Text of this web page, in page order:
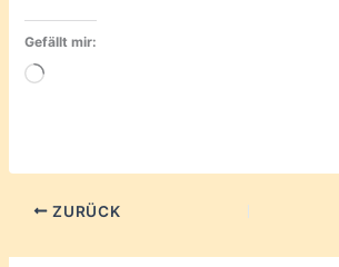
Gefällt mir:
Wird
ZURÜCK